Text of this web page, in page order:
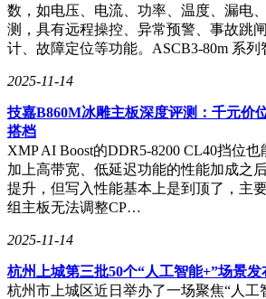
数，如电压、电流、功率、温度、漏电
测，具有远程操控、异常预警、事故跳
计、故障定位等功能。ASCB3-80m 系
2025-11-14
技嘉B860M冰雕主板深度评测：千元价
搭档
XMP AI Boost的DDR5-8200 CL40挡位
加上高带宽、低延迟功能的性能加成之
提升，但写入性能基本上是到顶了，主
组主板无法调整CP…
2025-11-14
杭州上城第三批50个“人工智能+”场景
杭州市上城区近日举办了一场聚焦“人工